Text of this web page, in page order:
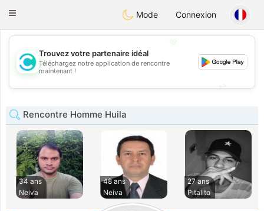
olombiaCitas
Toggle
Mode Connexion
💖
💕
Trouvez votre partenaire idéal
Téléchargez notre application de rencontre
maintenant !
Rencontre Homme Huila
34 ans
Neiva
48 ans
Neiva
27 ans
Pitalito